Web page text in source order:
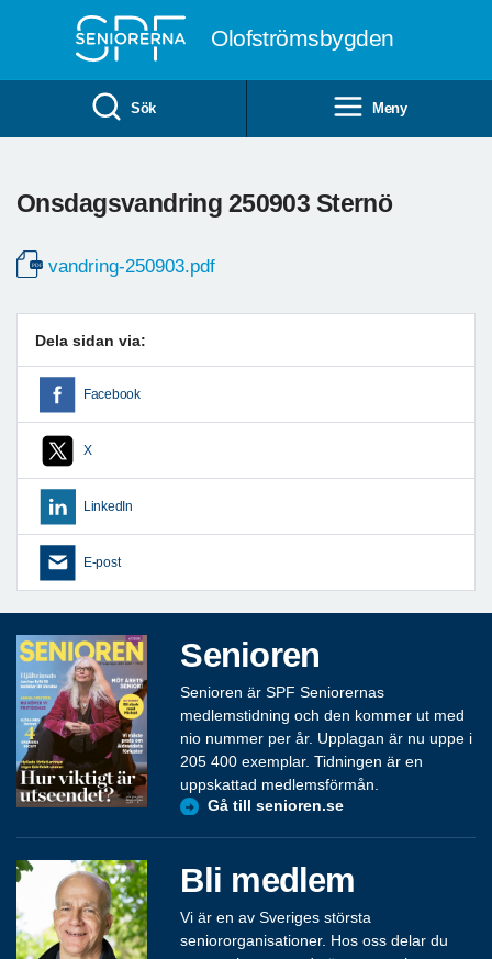
Olofströmsbygden
Sök Meny
Onsdagsvandring 250903 Sternö
vandring-250903.pdf
Dela sidan via:
Facebook
X
LinkedIn
E-post
Senioren
Senioren är SPF Seniorernas
medlemstidning och den kommer ut med
nio nummer per år. Upplagan är nu uppe i
205 400 exemplar. Tidningen är en
uppskattad medlemsförmån.
Gå till senioren.se
Bli medlem
Vi är en av Sveriges största
seniororganisationer. Hos oss delar du